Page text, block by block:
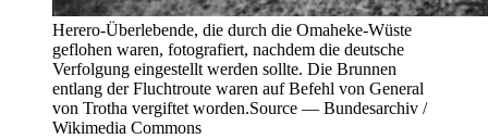
Herero-Überlebende, die durch die Omaheke-Wüste
geflohen waren, fotografiert, nachdem die deutsche
Verfolgung eingestellt werden sollte. Die Brunnen
entlang der Fluchtroute waren auf Befehl von General
von Trotha vergiftet worden.Source — Bundesarchiv /
Wikimedia Commons